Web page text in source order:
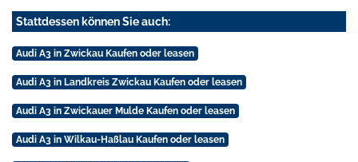
Stattdessen können Sie auch:
Audi A3 in Zwickau Kaufen oder leasen
Audi A3 in Landkreis Zwickau Kaufen oder leasen
Audi A3 in Zwickauer Mulde Kaufen oder leasen
Audi A3 in Wilkau-Haßlau Kaufen oder leasen